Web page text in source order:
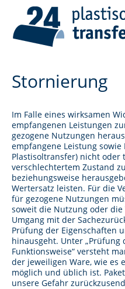
Stornierung
Im Falle eines wirksamen
empfangenen Leistungen
gezogene Nutzungen
empfangene Leistung sowie
Plastisoltransfer) nicht
verschlechtertem Zustand
beziehungsweise
Wertersatz leisten. Für die
für gezogene Nutzungen
soweit die Nutzung oder
Umgang mit der
Prüfung der Eigenschaften
hinausgeht. Unter
Funktionsweise“ versteht
der jeweiligen Ware, wie es
möglich und üblich ist.
unsere Gefahr